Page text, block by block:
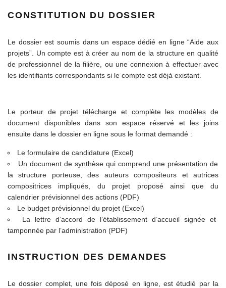
CONSTITUTION DU DOSSIER
Le dossier est soumis dans un espace dédié en ligne “Aide aux
projets”. Un compte est à créer au nom de la structure en qualité
de professionnel de la filière, ou une connexion à effectuer avec
les identifiants correspondants si le compte est déjà existant.
Le porteur de projet télécharge et complète les modèles de
document disponibles dans son espace réservé et les joins
ensuite dans le dossier en ligne sous le format demandé :
Le formulaire de candidature (Excel)
Un document de synthèse qui comprend une présentation de
la structure porteuse, des auteurs compositeurs et autrices
compositrices impliqués, du projet proposé ainsi que du
calendrier prévisionnel des actions (PDF)
Le budget prévisionnel du projet (Excel)
La lettre d’accord de l’établissement d’accueil signée et
tamponnée par l’administration (PDF)
INSTRUCTION DES DEMANDES
Le dossier complet, une fois déposé en ligne, est étudié par la